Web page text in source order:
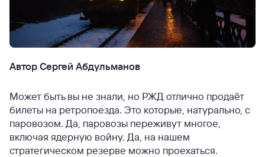
Автор Сергей Абдульманов
Может быть вы не знали, но РЖД отлично продаёт
билеты на ретропоезда. Это которые, натурально, с
паровозом. Да, паровозы переживут многое,
включая ядерную войну. Да, на нашем
стратегическом резерве можно проехаться.